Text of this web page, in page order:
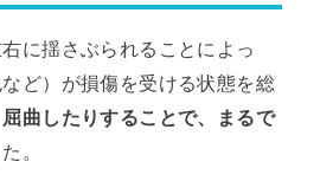
に揺さぶられることによっ
ど）が損傷を受ける状態を総
曲したりすることで、まるで
。